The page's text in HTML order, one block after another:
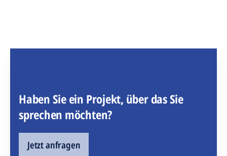
Haben Sie ein Projekt, über das Sie
sprechen möchten?
Jetzt anfragen